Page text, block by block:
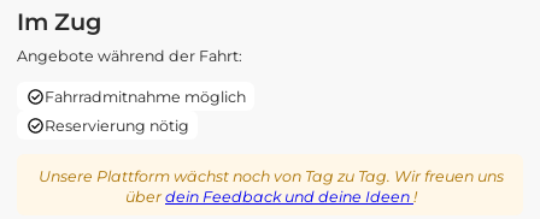
Im Zug
Angebote während der Fahrt:
Fahrradmitnahme möglich
Reservierung nötig
Unsere Plattform wächst noch von Tag zu Tag. Wir freuen uns
überdein Feedback und deine Ideen !